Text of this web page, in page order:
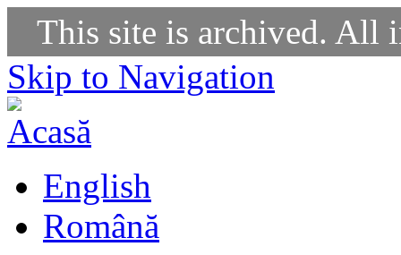
This site is archived. All
Skip to Navigation
English
Română